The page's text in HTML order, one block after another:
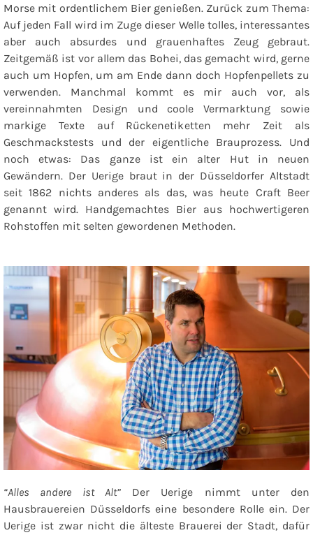
Morse mit ordentlichem Bier genießen. Zurück zum Thema:
Auf jeden Fall wird im Zuge dieser Welle tolles, interessantes
aber auch absurdes und grauenhaftes Zeug gebraut.
Zeitgemäß ist vor allem das Bohei, das gemacht wird, gerne
auch um Hopfen, um am Ende dann doch Hopfenpellets zu
verwenden. Manchmal kommt es mir auch vor, als
vereinnahmten Design und coole Vermarktung sowie
markige Texte auf Rückenetiketten mehr Zeit als
Geschmackstests und der eigentliche Brauprozess. Und
noch etwas: Das ganze ist ein alter Hut in neuen
Gewändern. Der Uerige braut in der Düsseldorfer Altstadt
seit 1862 nichts anderes als das, was heute Craft Beer
genannt wird. Handgemachtes Bier aus hochwertigeren
Rohstoffen mit selten gewordenen Methoden.
“Alles andere ist Alt”Der Uerige nimmt unter den
Hausbrauereien Düsseldorfs eine besondere Rolle ein. Der
Uerige ist zwar nicht die älteste Brauerei der Stadt, dafür